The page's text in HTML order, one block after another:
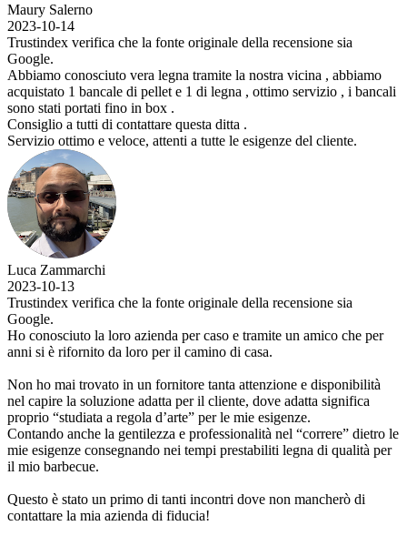
Maury Salerno
2023-10-14
Trustindex verifica che la fonte originale della recensione sia
Google.
Abbiamo conosciuto vera legna tramite la nostra vicina , abbiamo
acquistato 1 bancale di pellet e 1 di legna , ottimo servizio , i bancali
sono stati portati fino in box .
Consiglio a tutti di contattare questa ditta .
Servizio ottimo e veloce, attenti a tutte le esigenze del cliente.
Luca Zammarchi
2023-10-13
Trustindex verifica che la fonte originale della recensione sia
Google.
Ho conosciuto la loro azienda per caso e tramite un amico che per
anni si è rifornito da loro per il camino di casa.
Non ho mai trovato in un fornitore tanta attenzione e disponibilità
nel capire la soluzione adatta per il cliente, dove adatta significa
proprio “studiata a regola d’arte” per le mie esigenze.
Contando anche la gentilezza e professionalità nel “correre” dietro le
mie esigenze consegnando nei tempi prestabiliti legna di qualità per
il mio barbecue.
Questo è stato un primo di tanti incontri dove non mancherò di
contattare la mia azienda di fiducia!